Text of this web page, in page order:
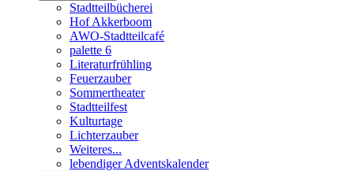
Stadtteilbücherei
Hof Akkerboom
AWO-Stadtteilcafé
palette 6
Literaturfrühling
Feuerzauber
Sommertheater
Stadtteilfest
Kulturtage
Lichterzauber
Weiteres...
lebendiger Adventskalender